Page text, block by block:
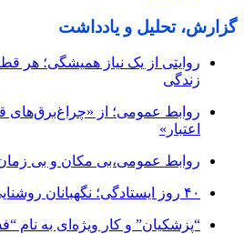
گزارش، تحلیل و یادداشت
روایتی از یک نیاز همیشگی؛ هر
زندگی
روابط عمومی؛ از «چراغ‌برق‌های
اعتبار»
روابط عمومی،بی مکان و بی
۴۰ روز ایستادگی؛ نگهبانان روشنایی خط مقدم را رها نکردند
“پزشکیان” و کار ویژه‌ای به نام